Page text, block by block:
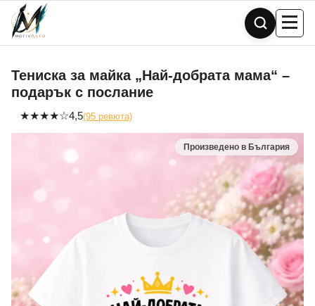
Skip
content
Тениска за майка „Най-добрата мама“ –
подарък с послание
★★★★☆4,5(95 ревюта)